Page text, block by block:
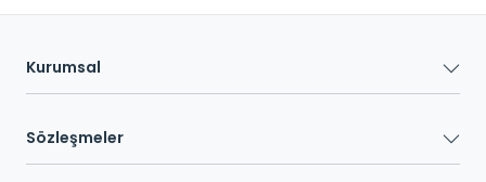
Kurumsal
Sözleşmeler